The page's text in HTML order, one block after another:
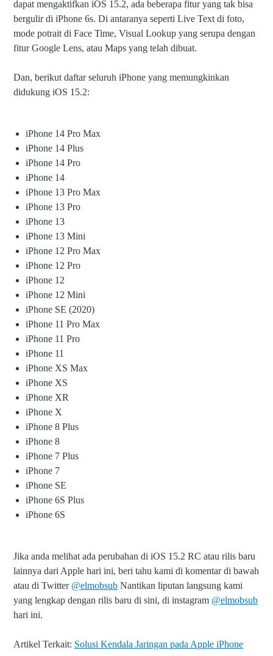
dapat mengaktifkan iOS 15.2, ada beberapa fitur yang tak bisa
bergulir di iPhone 6s. Di antaranya seperti Live Text di foto,
mode potrait di Face Time, Visual Lookup yang serupa dengan
fitur Google Lens, atau Maps yang telah dibuat.
Dan, berikut daftar seluruh iPhone yang memungkinkan
didukung iOS 15.2:
iPhone 14 Pro Max
iPhone 14 Plus
iPhone 14 Pro
iPhone 14
iPhone 13 Pro Max
iPhone 13 Pro
iPhone 13
iPhone 13 Mini
iPhone 12 Pro Max
iPhone 12 Pro
iPhone 12
iPhone 12 Mini
iPhone SE (2020)
iPhone 11 Pro Max
iPhone 11 Pro
iPhone 11
iPhone XS Max
iPhone XS
iPhone XR
iPhone X
iPhone 8 Plus
iPhone 8
iPhone 7 Plus
iPhone 7
iPhone SE
iPhone 6S Plus
iPhone 6S
Jika anda melihat ada perubahan di iOS 15.2 RC atau rilis baru
lainnya dari Apple hari ini, beri tahu kami di komentar di bawah
atau di Twitter @elmobsub Nantikan liputan langsung kami
yang lengkap dengan rilis baru di sini, di instagram @elmobsub
hari ini.
Artikel Terkait: Solusi Kendala Jaringan pada Apple iPhone